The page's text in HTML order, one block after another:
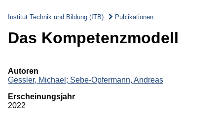
Projekte
Publikationen
Institut Technik und Bildung (ITB) Publikationen
Das Kompetenzmodell
Autoren
Gessler, Michael; Sebe-Opfermann, Andreas
Erscheinungsjahr
2022